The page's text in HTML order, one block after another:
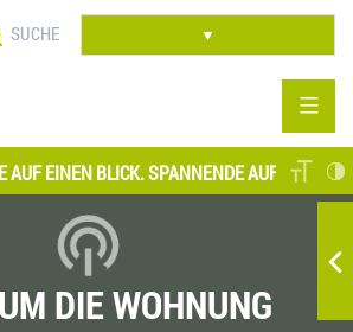
▼
BLICK. SPANNENDE
DIE WOHNUNG